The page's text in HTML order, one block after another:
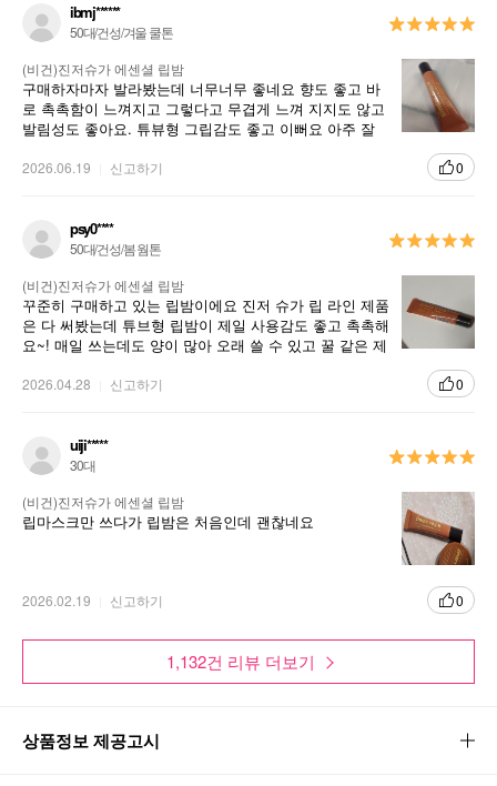
ibmj******
50대/건성/겨울 쿨톤
(비건)진저슈가 에센셜 립밤
구매하자마자 발라봤는데 너무너무 좋네요 향도 좋고 바
로 촉촉함이 느껴지고 그렇다고 무겹게 느껴 지지도 않고
발림성도 좋아요. 튜뷰형 그립감도 좋고 이뻐요 아주 잘
2026.06.19 신고하기 0
psy0****
50대/건성/봄 웜톤
(비건)진저슈가 에센셜 립밤
꾸준히 구매하고 있는 립밤이에요 진저 슈가 립 라인 제품
은 다 써봤는데 튜브형 립밤이 제일 사용감도 좋고 촉촉해
요~! 매일 쓰는데도 양이 많아 오래 쓸 수 있고 꿀 같은 제
2026.04.28 신고하기 0
uiji*****
30대
(비건)진저슈가 에센셜 립밤
립마스크만 쓰다가 립밤은 처음인데 괜찮네요
2026.02.19 신고하기 0
1,132건 리뷰 더보기
상품정보 제공고시